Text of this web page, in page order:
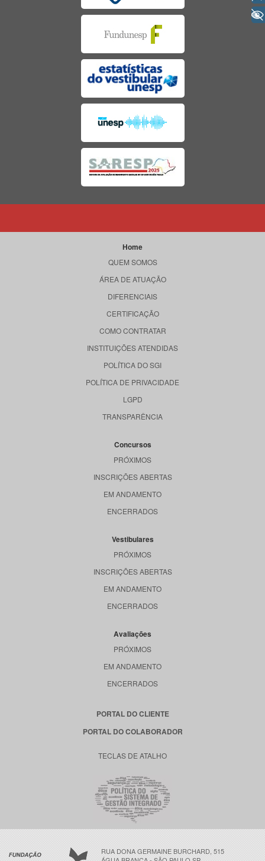
Home
QUEM SOMOS
ÁREA DE ATUAÇÃO
DIFERENCIAIS
CERTIFICAÇÃO
COMO CONTRATAR
INSTITUIÇÕES ATENDIDAS
POLÍTICA DO SGI
POLÍTICA DE PRIVACIDADE
LGPD
TRANSPARÊNCIA
Concursos
PRÓXIMOS
INSCRIÇÕES ABERTAS
EM ANDAMENTO
ENCERRADOS
Vestibulares
PRÓXIMOS
INSCRIÇÕES ABERTAS
EM ANDAMENTO
ENCERRADOS
Avaliações
PRÓXIMOS
EM ANDAMENTO
ENCERRADOS
PORTAL DO CLIENTE
PORTAL DO COLABORADOR
TECLAS DE ATALHO
RUA DONA GERMAINE BURCHARD, 515
+ Acessibilidade